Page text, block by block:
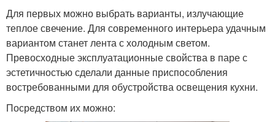
Для первых можно выбрать варианты, излучающие
теплое свечение. Для современного интерьера удачным
вариантом станет лента с холодным светом.
Превосходные эксплуатационные свойства в паре с
эстетичностью сделали данные приспособления
востребованными для обустройства освещения кухни.
Посредством их можно: